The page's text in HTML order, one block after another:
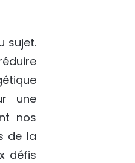
sujet.
une
nos
de la
défis